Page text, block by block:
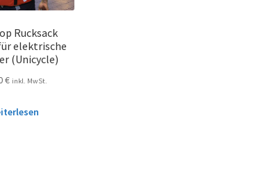
Rucksack
elektrische
(Unicycle)
€ inkl. MwSt.